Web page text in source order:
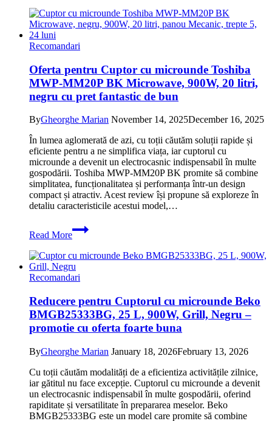
cucerește
de
data.
avantajos
cu
reducere
Recomandari
Oferta pentru Cuptor cu microunde Toshiba
MWP-MM20P BK Microwave, 900W, 20 litri,
negru cu pret fantastic de bun
ByGheorghe Marian November 14, 2025December 16, 2025
În lumea aglomerată de azi, cu toții căutăm soluții rapide și
eficiente pentru a ne simplifica viața, iar cuptorul cu
microunde a devenit un electrocasnic indispensabil în multe
gospodării. Toshiba MWP-MM20P BK promite să combine
simplitatea, funcționalitatea și performanța într-un design
compact și atractiv. Acest review își propune să exploreze în
detaliu caracteristicile acestui model,…
Read More
Oferta
pentru
cu
microunde
Toshiba
MM20P
BK
Microwave,
900W,
litri,
negru
cu
pret
fantastic
de
Recomandari
Reducere pentru Cuptorul cu microunde Beko
BMGB25333BG, 25 L, 900W, Grill, Negru –
promotie cu oferta foarte buna
ByGheorghe Marian January 18, 2026February 13, 2026
Cu toții căutăm modalități de a eficientiza activitățile zilnice,
iar gătitul nu face excepție. Cuptorul cu microunde a devenit
un electrocasnic indispensabil în multe gospodării, oferind
rapiditate și versatilitate în prepararea meselor. Beko
BMGB25333BG este un model care promite să combine